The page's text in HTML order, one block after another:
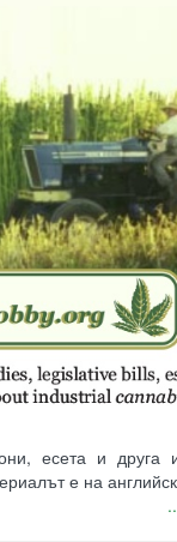
есета и друга
е на